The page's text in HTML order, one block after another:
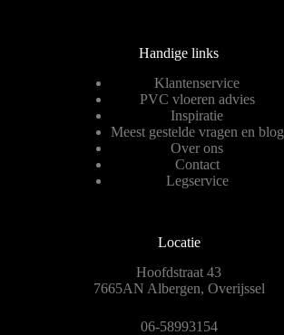
Handige links
Klantenservice
PVC vloeren advies
Inspiratie
Meest gestelde vragen en blog
Over ons
Contact
Legservice
Locatie
Hoofdstraat 43
7665AN Albergen, Overijssel
06-58993154